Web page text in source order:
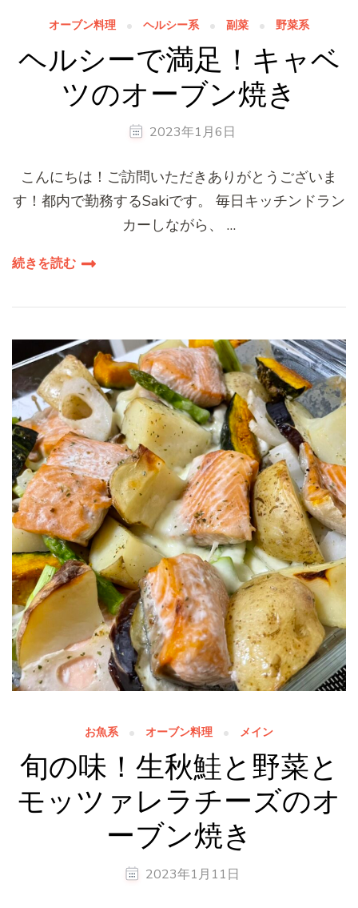
オーブン料理 ヘルシー系 副菜 野菜系
ヘルシーで満足！キャベ
ツのオーブン焼き
2023年1月6日
こんにちは！ご訪問いただきありがとうございま
す！都内で勤務するSakiです。 毎日キッチンドラン
カーしながら、 …
続きを読む
お魚系 オーブン料理 メイン
旬の味！生秋鮭と野菜と
モッツァレラチーズのオ
ーブン焼き
2023年1月11日